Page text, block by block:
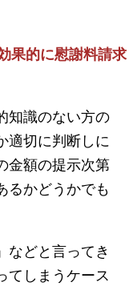
果的に慰謝料請求
知識のない方の
適切に判断しに
金額の提示次第
るかどうかでも
などと言ってき
てしまうケース